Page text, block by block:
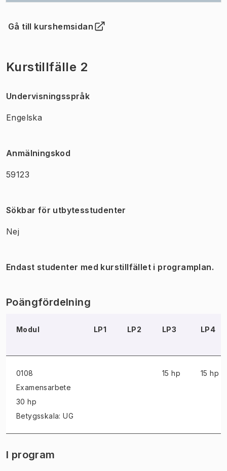
Gå till kurshemsidan
(Öppnas i ny flik)
Kurstillfälle 2
Undervisningsspråk
Engelska
Anmälningskod
59123
Sökbar för utbytesstudenter
Nej
Endast studenter med kurstillfället i programplan.
Poängfördelning
Modul LP1 LP2 LP3 LP4
0108
Examensarbete
30 hp
Betygsskala: UG
15 hp 15 hp
I program